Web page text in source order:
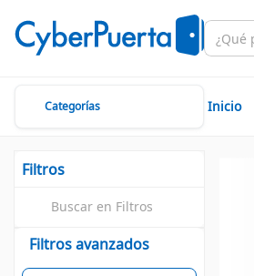
Categorías Inicio
Filtros
Filtros avanzados